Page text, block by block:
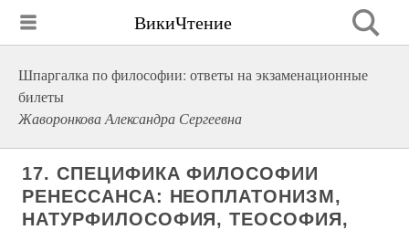
ВикиЧтение
Шпаргалка по философии: ответы на экзаменационные
билеты
Жаворонкова Александра Сергеевна
17. СПЕЦИФИКА ФИЛОСОФИИ
РЕНЕССАНСА: НЕОПЛАТОНИЗМ,
НАТУРФИЛОСОФИЯ, ТЕОСОФИЯ,